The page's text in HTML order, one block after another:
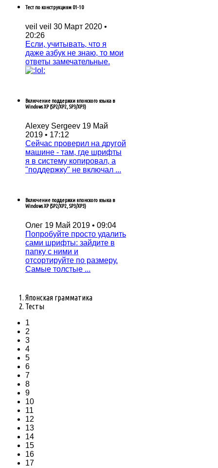
Тест по конструкциям 01-10
veil veil 30 Март 2020 •
20:26
Если, учитывать, что я
даже азбук не знаю, то мои
ответы замечательные.
Включение поддержки японского языка в
Windows XP (SP2/XP2, SP3/XP3)
Alexey Sergeev 19 Май
2019 • 17:12
Сейчас проверил на другой
машине - там, где шрифты
я в систему копировал, а
"поддержку" не включал ...
Включение поддержки японского языка в
Windows XP (SP2/XP2, SP3/XP3)
Олег 19 Май 2019 • 09:04
Попробуйтe просто удалить
сами шрифты: зайдитe в
папку с ними и
отсортируйтe по размeру.
Самыe толстыe ...
Японская грамматика
Тесты
1
2
3
4
5
6
7
8
9
10
11
12
13
14
15
16
17